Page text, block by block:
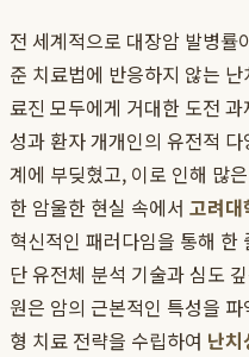
전 세계적으로 대장암 발병률
준 치료법에 반응하지 않는
료진 모두에게 거대한 도전
성과 환자 개개인의 유전적
계에 부딪혔고, 이로 인해 많
한 암울한 현실 속에서 고려대
혁신적인 패러다임을 통해 한
단 유전체 분석 기술과 심도
원은 암의 근본적인 특성을
형 치료 전략을 수립하여 난치